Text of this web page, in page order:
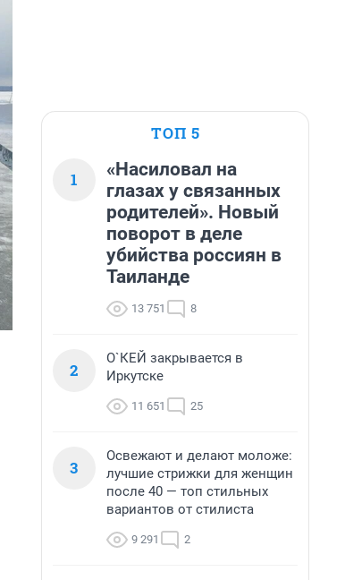
ТОП 5
1
«Насиловал на
глазах у связанных
родителей». Новый
поворот в деле
убийства россиян в
Таиланде
13 751 8
2
О`КЕЙ закрывается в
Иркутске
11 651 25
3
Освежают и делают моложе:
лучшие стрижки для женщин
после 40 — топ стильных
вариантов от стилиста
9 291 2